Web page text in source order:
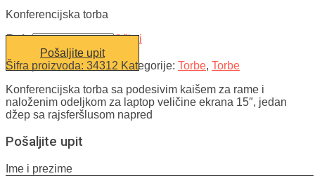
Konferencijska torba
Boja
Očisti
Pošaljite upit
Šifra proizvoda: 34312 Kategorije: Torbe, Torbe
Konferencijska torba sa podesivim kaišem za rame i
naloženim odeljkom za laptop veličine ekrana 15″, jedan
džep sa rajsferšlusom napred
Pošaljite upit
Ime i prezime